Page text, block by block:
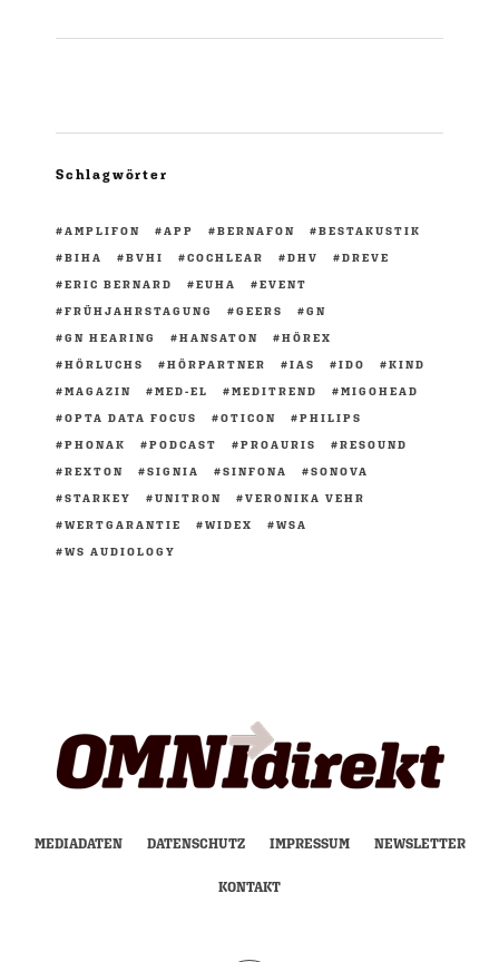
Schlagwörter
AMPLIFON APP BERNAFON
BESTAKUSTIK
BIHA
BVHI COCHLEAR DHV
DREVE
ERIC BERNARD
EUHA
EVENT
FRÜHJAHRSTAGUNG
GEERS
GN
GN HEARING
HANSATON
HÖREX
HÖRLUCHS
HÖRPARTNER IAS IDO
KIND
MAGAZIN
MED-EL MEDITREND
MIGOHEAD
OPTA DATA FOCUS
OTICON
PHILIPS
PHONAK
PODCAST PROAURIS
RESOUND
REXTON
SIGNIA SINFONA
SONOVA
STARKEY
UNITRON
VERONIKA VEHR
WERTGARANTIE
WIDEX
WSA
WS AUDIOLOGY
MEDIADATEN DATENSCHUTZ IMPRESSUM NEWSLETTER
KONTAKT